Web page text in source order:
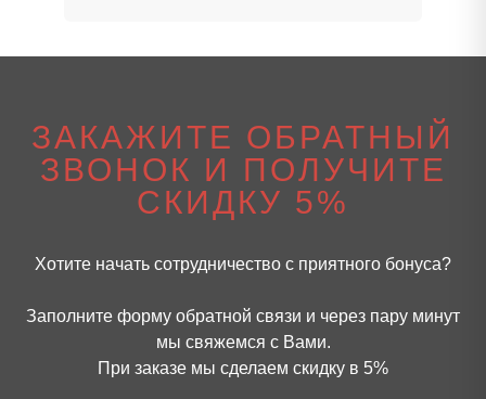
ЗАКАЖИТЕ ОБРАТНЫЙ
ЗВОНОК И ПОЛУЧИТЕ
СКИДКУ 5%
Хотите начать сотрудничество с приятного бонуса?
Заполните форму обратной связи и через пару минут
мы свяжемся с Вами.
При заказе мы сделаем скидку в 5%